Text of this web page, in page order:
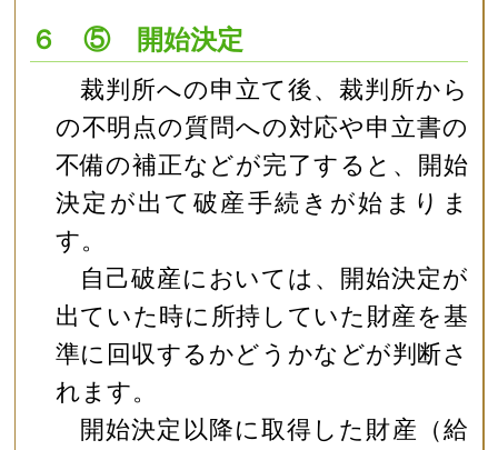
６ ⑤ 開始決定
裁判所への申立て後、裁判所から
の不明点の質問への対応や申立書の
不備の補正などが完了すると、開始
決定が出て破産手続きが始まりま
す。
自己破産においては、開始決定が
出ていた時に所持していた財産を基
準に回収するかどうかなどが判断さ
れます。
開始決定以降に取得した財産（給